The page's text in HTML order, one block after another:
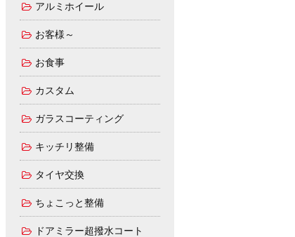
アルミホイール
お客様～
お食事
カスタム
ガラスコーティング
キッチリ整備
タイヤ交換
ちょこっと整備
ドアミラー超撥水コート